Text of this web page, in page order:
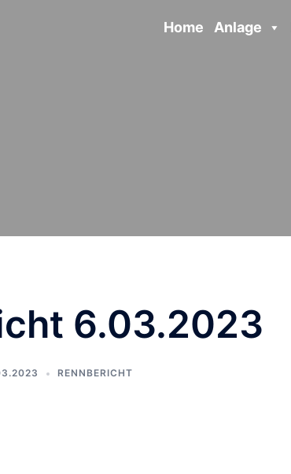
Home Anlage
6.03.2023
RENNBERICHT